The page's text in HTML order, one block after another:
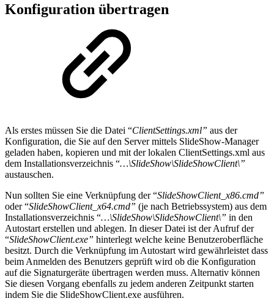
Konfiguration übertragen
Als erstes müssen Sie die Datei “ClientSettings.xml” aus der
Konfiguration, die Sie auf den Server mittels SlideShow-Manager
geladen haben, kopieren und mit der lokalen ClientSettings.xml aus
dem Installationsverzeichnis “…\SlideShow\SlideShowClient\”
austauschen.
Nun sollten Sie eine Verknüpfung der “SlideShowClient_x86.cmd”
oder “SlideShowClient_x64.cmd” (je nach Betriebssystem) aus dem
Installationsverzeichnis “…\SlideShow\SlideShowClient\” in den
Autostart erstellen und ablegen. In dieser Datei ist der Aufruf der
“SlideShowClient.exe” hinterlegt welche keine Benutzeroberfläche
besitzt. Durch die Verknüpfung im Autostart wird gewährleistet dass
beim Anmelden des Benutzers geprüft wird ob die Konfiguration
auf die Signaturgeräte übertragen werden muss. Alternativ können
Sie diesen Vorgang ebenfalls zu jedem anderen Zeitpunkt starten
indem Sie die SlideShowClient.exe ausführen.